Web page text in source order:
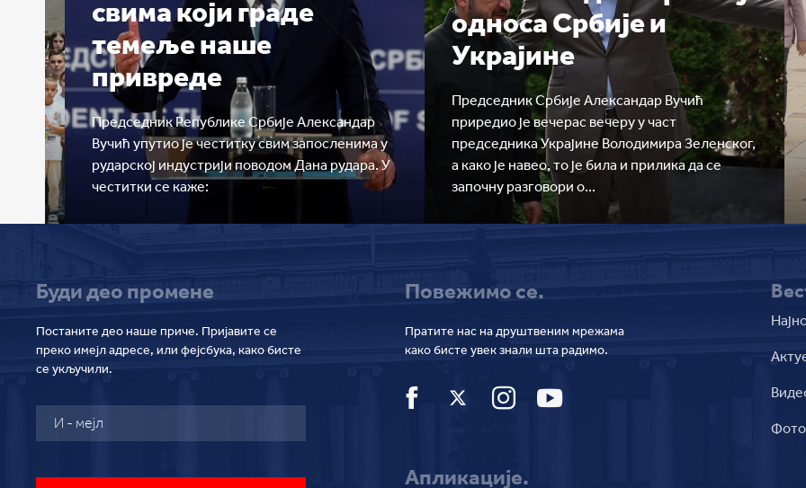
свима који граде
темеље наше
привреде
Председник Републике Србије Александар
Вучић упутио је честитку свим запосленима у
рударској индустрији поводом Дана рудара. У
честитки се каже:
односа Србије и
Украјине
Председник Србије Александар Вучић
приредио је вечерас вечеру у част
председника Украјине Володимира Зеленског,
а како је навео, то је била и прилика да се
започну разговори о...
Буди део промене
Постаните део наше приче. Пријавите се
преко имејл адресе, или фејсбука, како бисте
се укључили.
Повежимо се.
Пратите нас на друштвеним мрежама
како бисте увек знали шта радимо.
Апликације.
Фото